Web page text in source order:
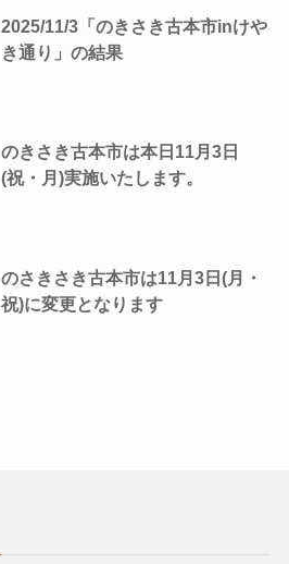
2025/11/3「のきさき古本市inけや
き通り」の結果
のきさき古本市は本日11月3日
(祝・月)実施いたします。
のさきさき古本市は11月3日(月・
祝)に変更となります